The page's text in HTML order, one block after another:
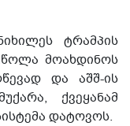
ტრამპის
მოახდინოს
და აშშ-ის
ქვეყანამ
დატოვოს.